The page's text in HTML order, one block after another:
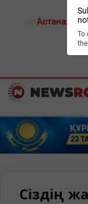
To
Астана:
Сіздің